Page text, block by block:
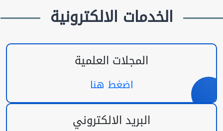
الخدمات الالكترونية
المجلات العلمية
اضغط هنا
البريد الالكتروني